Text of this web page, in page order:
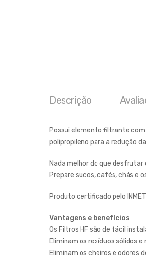
Descrição
Possui elemento filtrante
polipropileno para a redução
Nada melhor do que desfrutar
Prepare sucos, cafés, chás e
Produto certificado pelo
Vantagens e benefícios
Os Filtros HF são de fácil
Eliminam os resíduos sólidos
Eliminam os cheiros e odores